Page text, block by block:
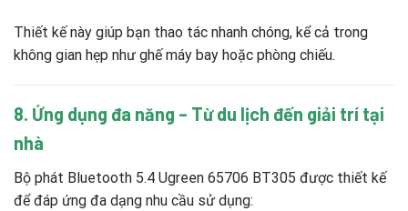
Thiết kế này giúp bạn thao tác nhanh chóng, kể cả trong
không gian hẹp như ghế máy bay hoặc phòng chiếu.
8. Ứng dụng đa năng – Từ du lịch đến giải trí tại
nhà
Bộ phát Bluetooth 5.4 Ugreen 65706 BT305 được thiết kế
để đáp ứng đa dạng nhu cầu sử dụng: